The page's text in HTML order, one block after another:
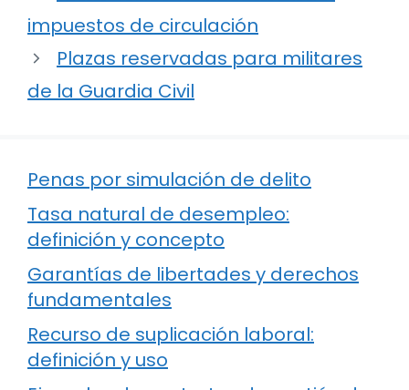
impuestos de circulación
Plazas reservadas para militares
de la Guardia Civil
Penas por simulación de delito
Tasa natural de desempleo:
definición y concepto
Garantías de libertades y derechos
fundamentales
Recurso de suplicación laboral:
definición y uso